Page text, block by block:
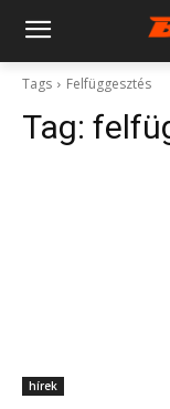
Tags Felfüggesztés
Tag:
hírek